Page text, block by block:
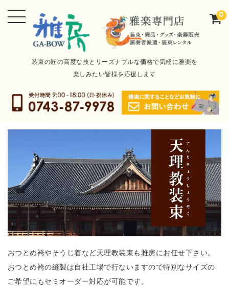
装束の匠の高度な技とリーズナブルな価格で気軽に雅楽を
楽しみたい皆様を応援します
0
おつとめ袴やそうじ着など天理教装束も雅房にお任せ下さい。
おつとめ袴の縫製は自社工場で行ないますので特別なサイズの
ご希望にもセミオーダー対応が可能です。